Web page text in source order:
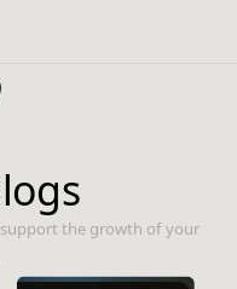
the growth of your